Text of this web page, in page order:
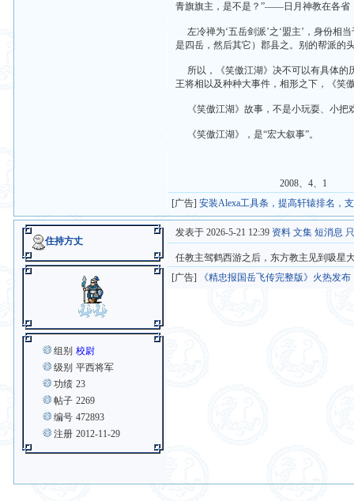
青旗旗主，是不是？”——日月神教在各省
左冷禅为‘五岳剑派’之‘盟主’，身份相
是四岳，然后其它）郡县之。别的帮派的
所以，《笑傲江湖》决不可以有具体的
王将相以及种种大事件，相形之下，《笑
《笑傲江湖》故事，不是小玩耍、小把
《笑傲江湖》，是“宏大叙事”。
2008、4、1
[广告]安装Alexa工具条，提高轩辕排名，
住持方丈
组别 校尉
级别 平西将军
功绩 23
帖子 2269
编号 472893
注册 2012-11-29
发表于 2026-5-21 12:39 资料 文集 短消息
任教主驾鹤西游之后，东方教主见到吸星
[广告]
《精忠报国岳飞传完整版》火热发布